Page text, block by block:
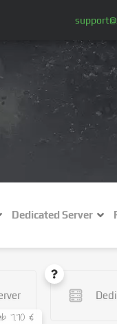
Dedicated Server
7.70 €